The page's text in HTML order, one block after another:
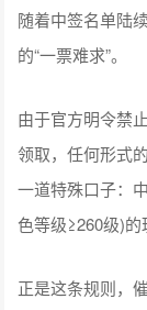
随着中签名单陆
的“一票难求”。
由于官方明令禁
领取，任何形式
一道特殊口子：
色等级≥260级)的
正是这条规则，